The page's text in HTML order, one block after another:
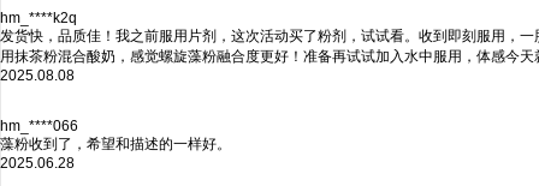
hm_****k2q
发货快，品质佳！我之前服用片剂，这次活动买了粉剂，试试看。收到即刻服用，
用抹茶粉混合酸奶，感觉螺旋藻粉融合度更好！准备再试试加入水中服用，体感今
2025.08.08
hm_****066
藻粉收到了，希望和描述的一样好。
2025.06.28